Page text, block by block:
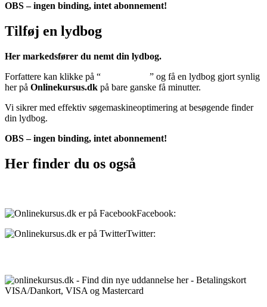
OBS – ingen binding, intet abonnement!
Tilføj en lydbog
Her markedsfører du nemt din lydbog.
Forfattere kan klikke på “
” og få en lydbog gjort synlig
her på Onlinekursus.dk på bare ganske få minutter.
Vi sikrer med effektiv søgemaskineoptimering at besøgende finder
din lydbog.
OBS – ingen binding, intet abonnement!
Her finder du os også
Facebook:
Twitter: